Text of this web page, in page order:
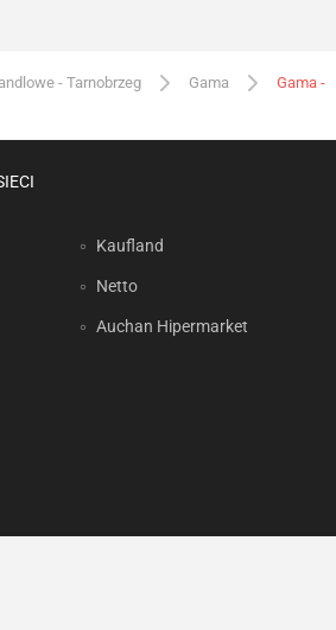
- Tarnobrzeg Gama
Gama -
Kaufland
Netto
Auchan Hipermarket